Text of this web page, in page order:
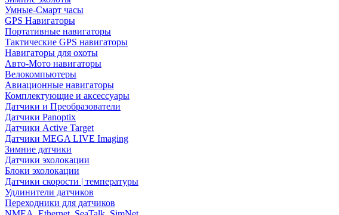
Умные-Смарт часы
GPS Навигаторы
Портативные навигаторы
Тактические GPS навигаторы
Навигаторы для охоты
Авто-Мото навигаторы
Велокомпьютеры
Авиационные навигаторы
Комплектующие и аксессуары
Датчики и Преобразователи
Датчики Panoptix
Датчики Active Target
Датчики MEGA LIVE Imaging
Зимние датчики
Датчики эхолокации
Блоки эхолокации
Датчики скорости | температуры
Удлинители датчиков
Переходники для датчиков